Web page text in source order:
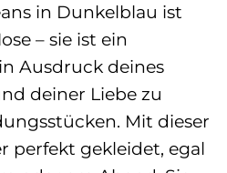
in Dunkelblau ist
– sie ist ein
Ausdruck deines
deiner Liebe zu
Mit dieser
perfekt gekleidet, egal